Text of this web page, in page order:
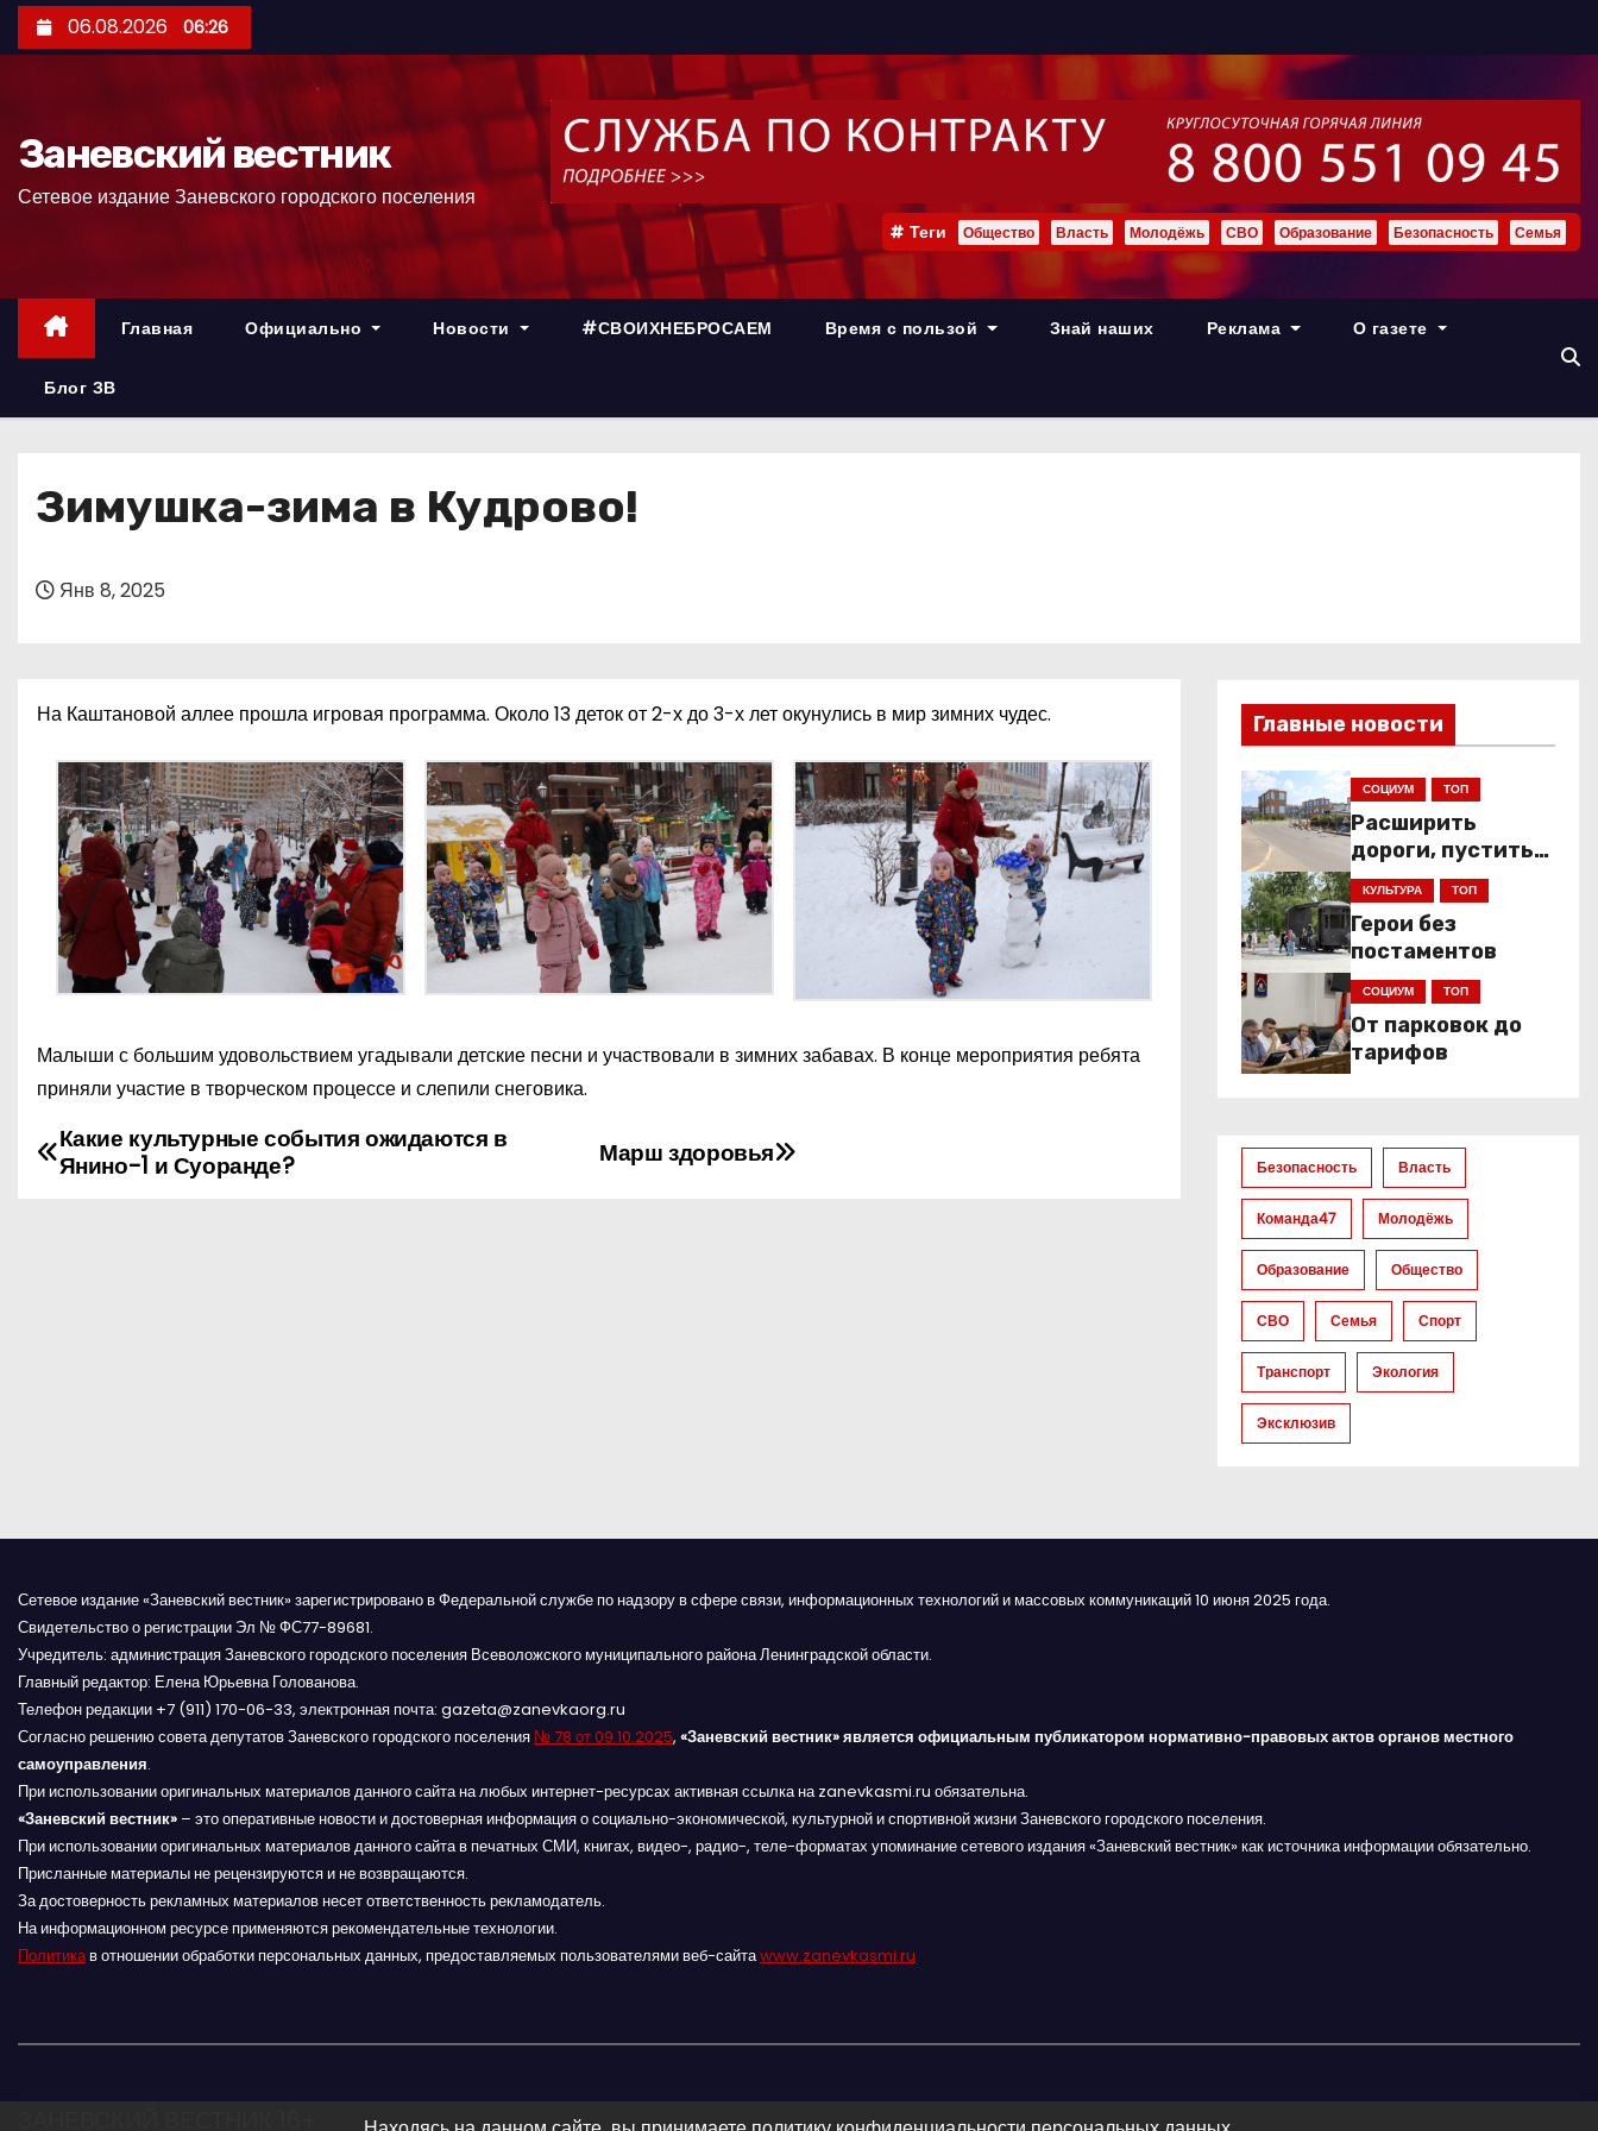
е
р
06.08.2026 06:26
Заневский вестник
Сетевое издание Заневского городского поселения
Теги Общество Власть Молодёжь СВО Образование Безопасность Семья
Главная Официально Новости #СВОИХНЕБРОСАЕМ Время с пользой Знай наших Реклама О газете
Блог ЗВ
Зимушка-зима в Кудрово!
Янв 8, 2025
На Каштановой аллее прошла игровая программа. Около 13 деток от 2-х до 3-х лет окунулись в мир зимних чудес.
Малыши с большим удовольствием угадывали детские песни и участвовали в зимних забавах. В конце мероприятия ребята
приняли участие в творческом процессе и слепили снеговика.
Н
я
п
о
з
а
п
и
с
я
Марш здоровья
Какие культурные события ожидаются в
Янино-1 и Суоранде?
Главные новости
СОЦИУМ ТОП
Расширить
дороги, пустить
низкопольники
КУЛЬТУРА ТОП
Герои без
постаментов
СОЦИУМ ТОП
От парковок до
тарифов
Безопасность Власть
Команда47 Молодёжь
Образование Общество
СВО Семья Спорт
Транспорт Экология
Эксклюзив
Сетевое издание «Заневский вестник» зарегистрировано в Федеральной службе по надзору в сфере связи, информационных технологий и массовых коммуникаций 10 июня 2025 года.
Свидетельство о регистрации Эл № ФС77-89681.
Учредитель: администрация Заневского городского поселения Всеволожского муниципального района Ленинградской области.
Главный редактор: Елена Юрьевна Голованова.
Телефон редакции +7 (911) 170-06-33, электронная почта: gazeta@zanevkaorg.ru
Согласно решению совета депутатов Заневского городского поселения № 78 от 09.10.2025, «Заневский вестник» является официальным публикатором нормативно-правовых актов органов местного
самоуправления.
При использовании оригинальных материалов данного сайта на любых интернет-ресурсах активная ссылка на zanevkasmi.ru обязательна.
«Заневский вестник» – это оперативные новости и достоверная информация о социально-экономической, культурной и спортивной жизни Заневского городского поселения.
При использовании оригинальных материалов данного сайта в печатных СМИ, книгах, видео-, радио-, теле-форматах упоминание сетевого издания «Заневский вестник» как источника информации обязательно.
Присланные материалы не рецензируются и не возвращаются.
За достоверность рекламных материалов несет ответственность рекламодатель.
На информационном ресурсе применяются рекомендательные технологии.
Политикав отношении обработки персональных данных, предоставляемых пользователями веб-сайтаwww.zanevkasmi.ru